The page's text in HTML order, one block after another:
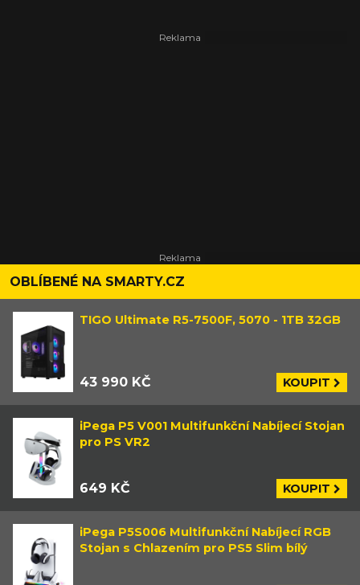
OBLÍBENÉ NA SMARTY.CZ
TIGO Ultimate R5-7500F, 5070 - 1TB 32GB
43 990 KČ KOUPIT
iPega P5 V001 Multifunkční Nabíjecí Stojan
pro PS VR2
649 KČ KOUPIT
iPega P5S006 Multifunkční Nabíjecí RGB
Stojan s Chlazením pro PS5 Slim bílý